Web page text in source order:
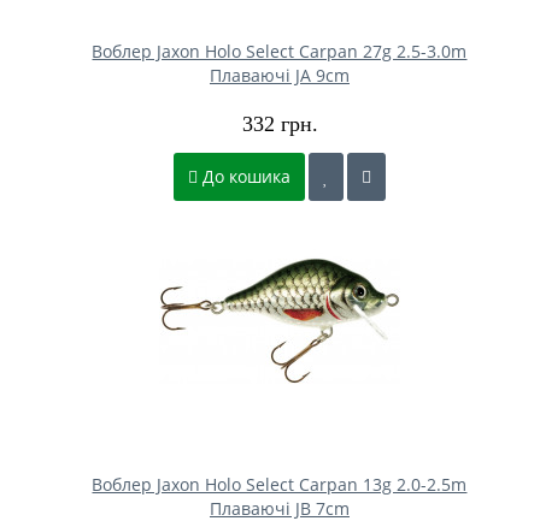
Воблер Jaxon Holo Select Carpan 27g 2.5-3.0m
Плаваючі JA 9cm
332 грн.
До кошика
Воблер Jaxon Holo Select Carpan 13g 2.0-2.5m
Плаваючі JB 7cm